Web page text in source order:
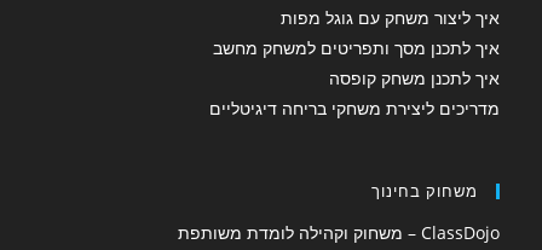
איך ליצור משחק עם גוגל מפות
איך לתכנן מסך ותפריטים למשחק מחשב
איך לתכנן משחק קופסה
מדריכים ליצירת משחקי בריחה דיגיטליים
משחוק בחינוך
ClassDojo – משחוק וקהילה לומדת משותפת